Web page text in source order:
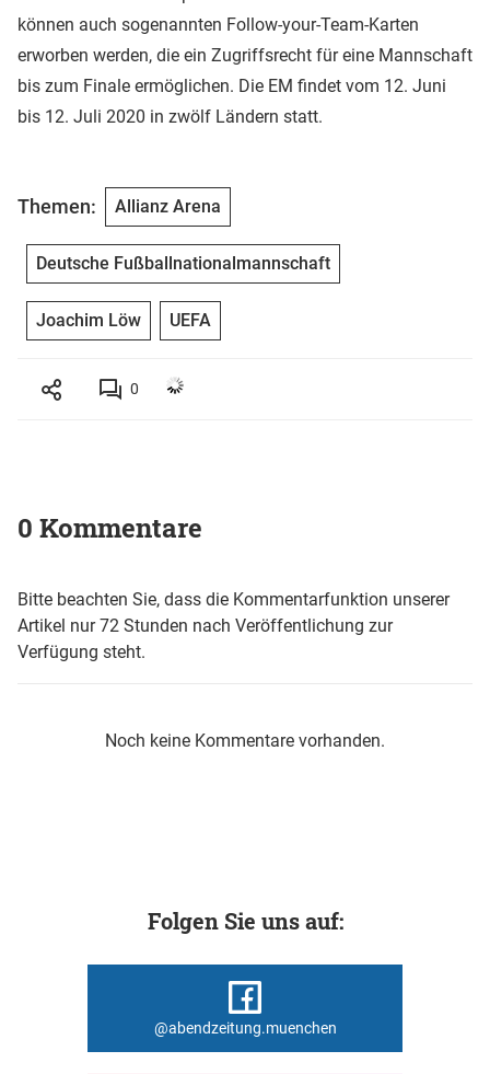
können auch sogenannten Follow-your-Team-Karten
erworben werden, die ein Zugriffsrecht für eine Mannschaft
bis zum Finale ermöglichen. Die EM findet vom 12. Juni
bis 12. Juli 2020 in zwölf Ländern statt.
Themen: Allianz Arena
Deutsche Fußballnationalmannschaft
Joachim Löw UEFA
0
0 Kommentare
Bitte beachten Sie, dass die Kommentarfunktion unserer
Artikel nur 72 Stunden nach Veröffentlichung zur
Verfügung steht.
Noch keine Kommentare vorhanden.
Folgen Sie uns auf:
@abendzeitung.muenchen